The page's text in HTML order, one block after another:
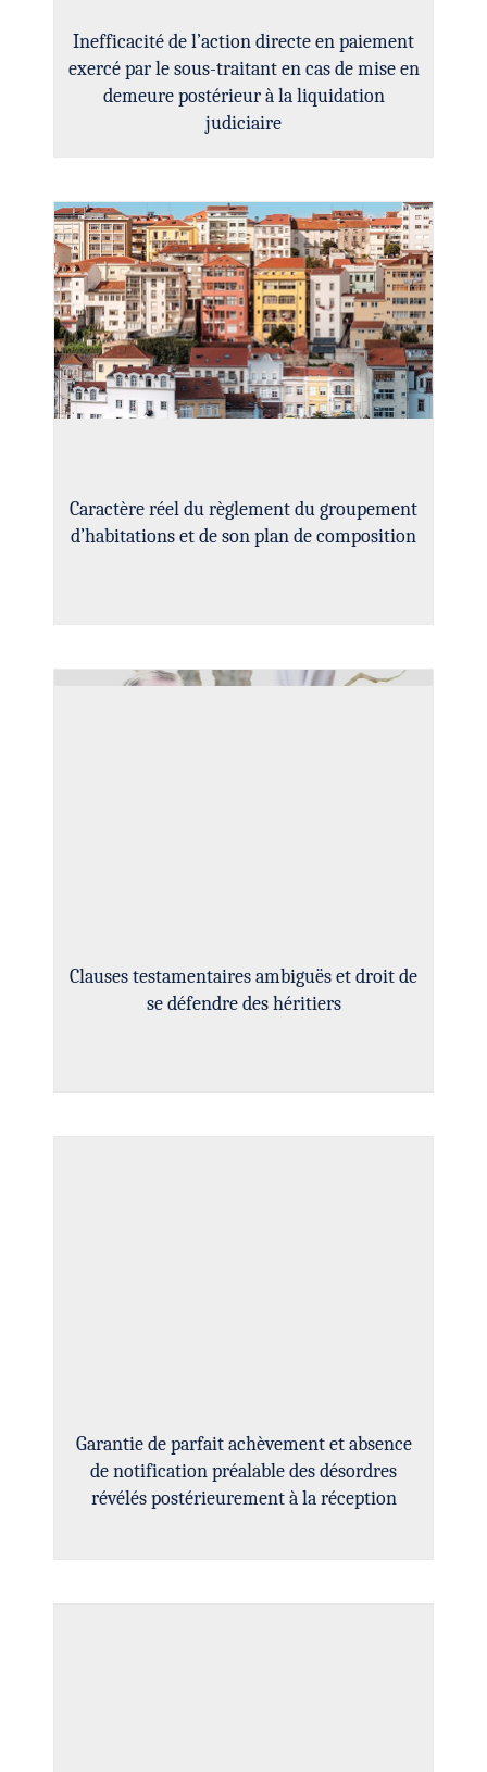
Inefficacité de l’action directe en paiement
exercé par le sous-traitant en cas de mise en
demeure postérieur à la liquidation
judiciaire
Caractère réel du règlement du groupement
d’habitations et de son plan de composition
Clauses testamentaires ambiguës et droit de
se défendre des héritiers
Garantie de parfait achèvement et absence
de notification préalable des désordres
révélés postérieurement à la réception